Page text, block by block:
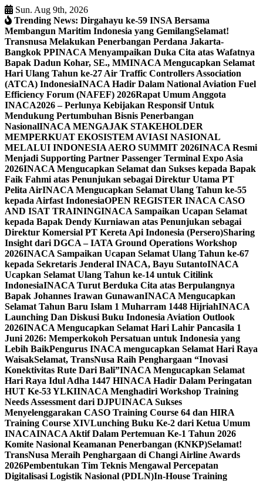
Skip
to
content
Sun. Aug 9th, 2026
Trending News: Dirgahayu ke-59 INSA Bersama
Membangun Maritim Indonesia yang GemilangSelamat!
Transnusa Melakukan Penerbangan Perdana Jakarta-
Bangkok PPINACA Menyampaikan Duka Cita atas Wafatnya
Bapak Dadun Kohar, SE., MMINACA Mengucapkan Selamat
Hari Ulang Tahun ke-27 Air Traffic Controllers Association
(ATCA) IndonesiaINACA Hadir Dalam National Aviation Fuel
Efficiency Forum (NAFEF) 2026Rapat Umum Anggota
INACA2026 – Perlunya Kebijakan Responsif Untuk
Mendukung Pertumbuhan Bisnis Penerbangan
NasionalINACA MENGAJAK STAKEHOLDER
MEMPERKUAT EKOSISTEM AVIASI NASIONAL
MELALUI INDONESIA AERO SUMMIT 2026INACA Resmi
Menjadi Supporting Partner Passenger Terminal Expo Asia
2026INACA Mengucapkan Selamat dan Sukses kepada Bapak
Faik Fahmi atas Penunjukan sebagai Direktur Utama PT
Pelita AirINACA Mengucapkan Selamat Ulang Tahun ke-55
kepada Airfast IndonesiaOPEN REGISTER INACA CASO
AND ISAT TRAININGINACA Sampaikan Ucapan Selamat
kepada Bapak Dendy Kurniawan atas Penunjukan sebagai
Direktur Komersial PT Kereta Api Indonesia (Persero)Sharing
Insight dari DGCA – IATA Ground Operations Workshop
2026INACA Sampaikan Ucapan Selamat Ulang Tahun ke-67
kepada Sekretaris Jenderal INACA, Bayu SutantoINACA
Ucapkan Selamat Ulang Tahun ke-14 untuk Citilink
IndonesiaINACA Turut Berduka Cita atas Berpulangnya
Bapak Johannes Irawan GunawanINACA Mengucapkan
Selamat Tahun Baru Islam 1 Muharram 1448 HijriahINACA
Launching Dan Diskusi Buku Indonesia Aviation Outlook
2026INACA Mengucapkan Selamat Hari Lahir Pancasila 1
Juni 2026: Memperkokoh Persatuan untuk Indonesia yang
Lebih BaikPengurus INACA mengucapkan Selamat Hari Raya
WaisakSelamat, TransNusa Raih Penghargaan “Inovasi
Konektivitas Rute Dari Bali”INACA Mengucapkan Selamat
Hari Raya Idul Adha 1447 HINACA Hadir Dalam Peringatan
HUT Ke-53 YLKIINACA Menghadiri Workshop Training
Needs Assessment dari DJPUINACA Sukses
Menyelenggarakan CASO Training Course 64 dan HIRA
Training Course XIVLunching Buku Ke-2 dari Ketua Umum
INACAINACA Aktif Dalam Pertemuan Ke-1 Tahun 2026
Komite Nasional Keamanan Penerbangan (KNKP)Selamat!
TransNusa Meraih Penghargaan di Changi Airline Awards
2026Pembentukan Tim Teknis Mengawal Percepatan
Digitalisasi Logistik Nasional (PDLN)In-House Training